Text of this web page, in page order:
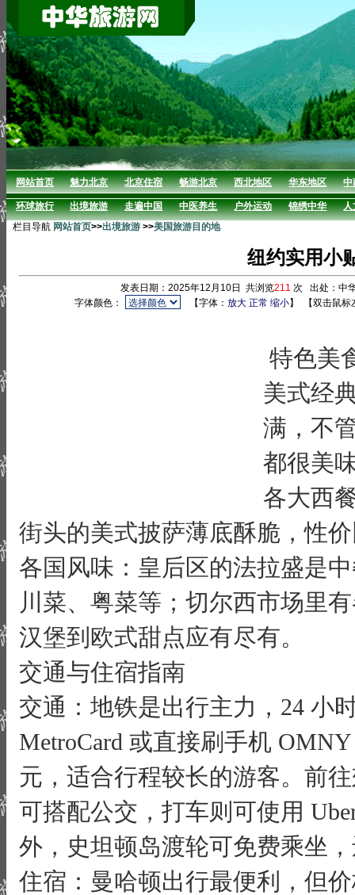
网站首页 魅力北京 北京住宿 畅游北京 西北地区 华东地区 中
环球旅行 出境旅游 走遍中国 中医养生 户外运动 锦绣中华
人
栏目导航 网站首页>>出境旅游 >>美国旅游目的地
纽约实用小
发表日期：2025年12月10日 共浏览211 次 出处：中
字体颜色：
【字体：放大 正常 缩小】 【双击鼠
特色美
美式经
满，不
都很美
各大西
街头的美式披萨薄底酥脆，性
各国风味：皇后区的法拉盛是
川菜、粤菜等；切尔西市场里
汉堡到欧式甜点应有尽有。
交通与住宿指南
交通：地铁是出行主力，24 小
MetroCard 或直接刷手机
元，适合行程较长的游客。前
可搭配公交，打车则可使用
外，史坦顿岛渡轮可免费乘坐
住宿：曼哈顿出行最便利，但